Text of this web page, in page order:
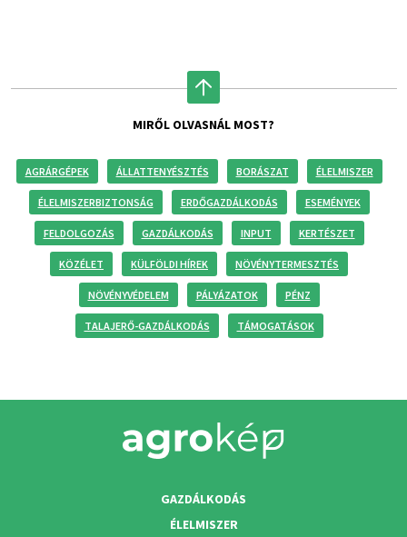
MIRŐL OLVASNÁL MOST?
AGRÁRGÉPEK ÁLLATTENYÉSZTÉS BORÁSZAT ÉLELMISZER
ÉLELMISZERBIZTONSÁG ERDŐGAZDÁLKODÁS ESEMÉNYEK
FELDOLGOZÁS GAZDÁLKODÁS INPUT KERTÉSZET
KÖZÉLET KÜLFÖLDI HÍREK NÖVÉNYTERMESZTÉS
NÖVÉNYVÉDELEM PÁLYÁZATOK PÉNZ
TALAJERŐ-GAZDÁLKODÁS TÁMOGATÁSOK
GAZDÁLKODÁS
ÉLELMISZER